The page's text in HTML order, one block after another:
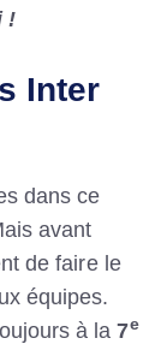
!
Inter
dans ce
avant
de faire le
équipes.
à la7e